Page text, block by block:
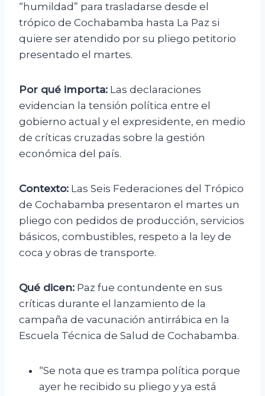
“humildad” para trasladarse desde el
trópico de Cochabamba hasta La Paz si
quiere ser atendido por su pliego petitorio
presentado el martes.
Por qué importa: Las declaraciones
evidencian la tensión política entre el
gobierno actual y el expresidente, en medio
de críticas cruzadas sobre la gestión
económica del país.
Contexto: Las Seis Federaciones del Trópico
de Cochabamba presentaron el martes un
pliego con pedidos de producción, servicios
básicos, combustibles, respeto a la ley de
coca y obras de transporte.
Qué dicen: Paz fue contundente en sus
críticas durante el lanzamiento de la
campaña de vacunación antirrábica en la
Escuela Técnica de Salud de Cochabamba.
“Se nota que es trampa política porque
ayer he recibido su pliego y ya está